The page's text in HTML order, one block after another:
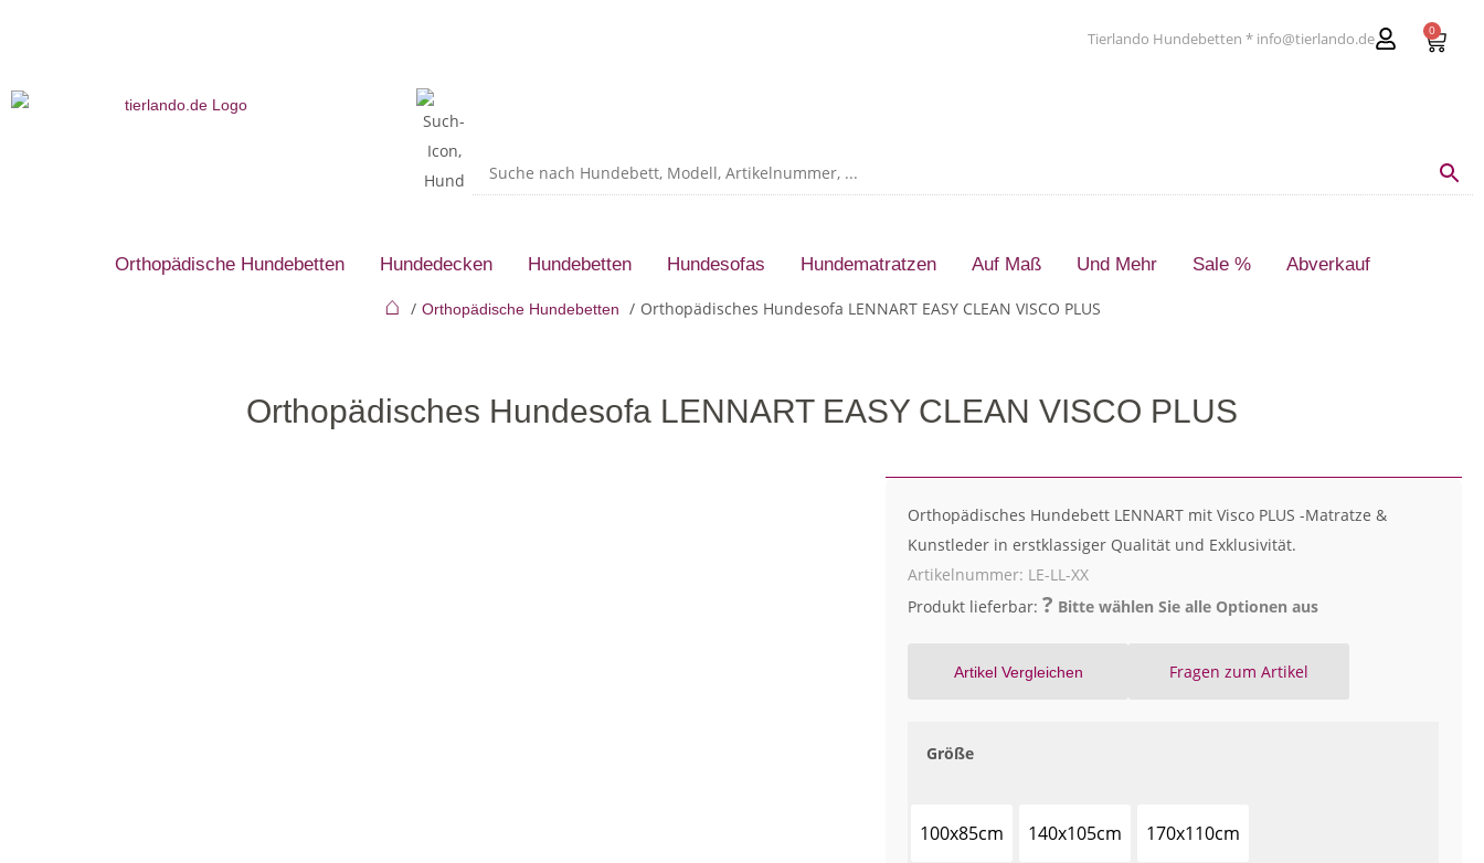
Tierlando Hundebetten * info@tierlando.de 0
Orthopädische Hundebetten Hundedecken Hundebetten Hundesofas Hundematratzen Auf Maß Und Mehr Sale % Abverkauf
⌂ Orthopädische Hundebetten Orthopädisches Hundesofa LENNART EASY CLEAN VISCO PLUS
Orthopädisches Hundesofa LENNART EASY CLEAN VISCO PLUS
Orthopädisches Hundebett LENNART mit Visco PLUS -Matratze &
Kunstleder in erstklassiger Qualität und Exklusivität.
Artikelnummer: LE-LL-XX
Produkt lieferbar:? Bitte wählen Sie alle Optionen aus
Artikel Vergleichen Fragen zum Artikel
Größe
100x85cm 140x105cm 170x110cm